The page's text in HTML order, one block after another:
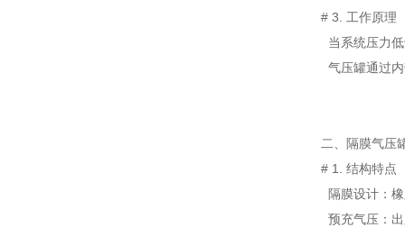
# 3.
工作原理
当系统压力
气压罐通过
二、 隔膜气压
# 1
结构特点
隔膜设计 ：
预充气压 ：